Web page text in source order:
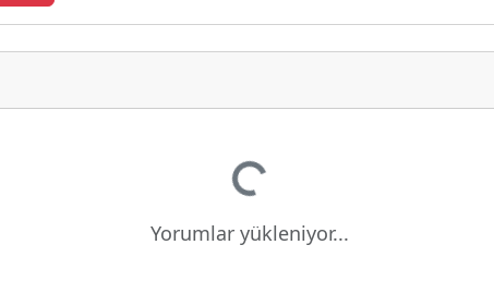
Yükleniyor...
Yorumlar yükleniyor...